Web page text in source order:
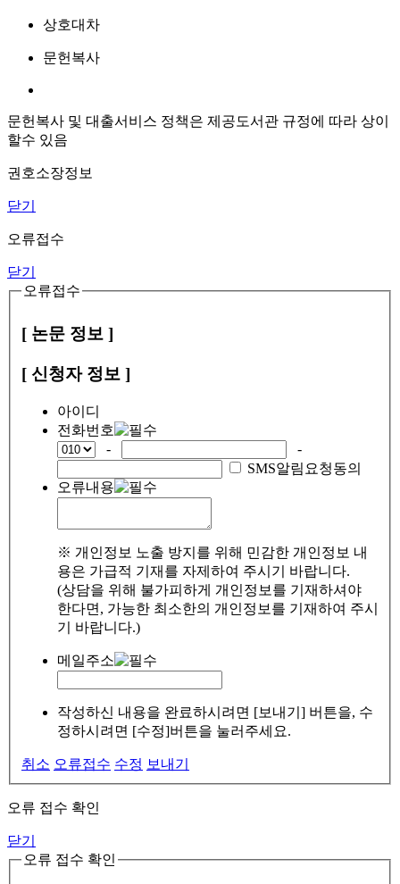
상호대차
문헌복사
문헌복사 및 대출서비스 정책은 제공도서관 규정에 따라 상이
할수 있음
권호소장정보
닫기
오류접수
닫기
오류접수
[ 논문 정보 ]
[ 신청자 정보 ]
아이디
전화번호
-
-
SMS알림요청동의
오류내용
※ 개인정보 노출 방지를 위해 민감한 개인정보 내
용은 가급적 기재를 자제하여 주시기 바랍니다.
(상담을 위해 불가피하게 개인정보를 기재하셔야
한다면, 가능한 최소한의 개인정보를 기재하여 주시
기 바랍니다.)
메일주소
작성하신 내용을 완료하시려면 [보내기] 버튼을, 수
정하시려면 [수정]버튼을 눌러주세요.
취소 오류접수 수정 보내기
오류 접수 확인
닫기
오류 접수 확인